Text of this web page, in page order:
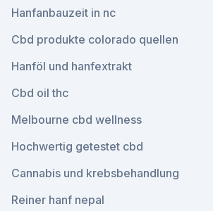
Hanfanbauzeit in nc
Cbd produkte colorado quellen
Hanföl und hanfextrakt
Cbd oil thc
Melbourne cbd wellness
Hochwertig getestet cbd
Cannabis und krebsbehandlung
Reiner hanf nepal